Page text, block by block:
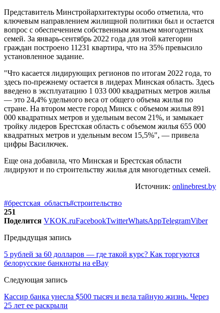
Представитель Минстройархитектуры особо отметила, что
ключевым направлением жилищной политики был и остается
вопрос с обеспечением собственным жильем многодетных
семей. За январь-сентябрь 2022 года для этой категории
граждан построено 11231 квартира, что на 35% превысило
установленное задание.
"Что касается лидирующих регионов по итогам 2022 года, то
здесь по-прежнему остается в лидерах Минская область. Здесь
введено в эксплуатацию 1 033 000 квадратных метров жилья
— это 24,4% удельного веса от общего объема жилья по
стране. На втором месте город Минск с объемом жилья 891
000 квадратных метров и удельным весом 21%, и замыкает
тройку лидеров Брестская область с объемом жилья 655 000
квадратных метров и удельным весом 15,5%", — привела
цифры Василючек.
Еще она добавила, что Минская и Брестская области
лидируют и по строительству жилья для многодетных семей.
Источник: onlinebrest.by
#брестская_область#строительство
251
Поделится VKOK.ruFacebookTwitterWhatsAppTelegramViber
Предыдущая запись
5 рублей за 60 долларов — где такой курс? Как торгуются
белорусские банкноты на eBay
Следующая запись
Кассир банка унесла $500 тысяч и вела тайную жизнь. Через
25 лет ее раскрыли